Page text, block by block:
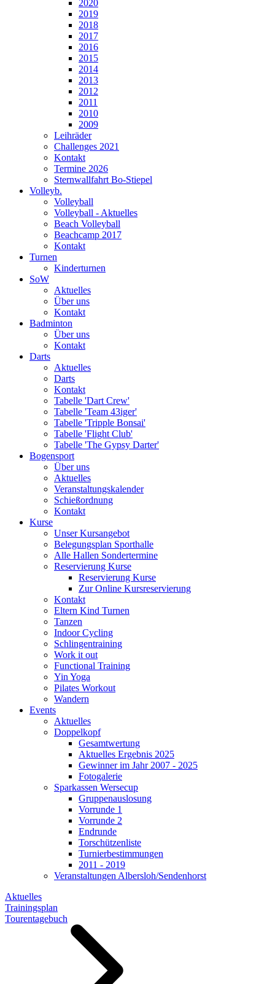
2020
2019
2018
2017
2016
2015
2014
2013
2012
2011
2010
2009
Leihräder
Challenges 2021
Kontakt
Termine 2026
Sternwallfahrt Bo-Stiepel
Volleyb.
Volleyball
Volleyball - Aktuelles
Beach Volleyball
Beachcamp 2017
Kontakt
Turnen
Kinderturnen
SoW
Aktuelles
Über uns
Kontakt
Badminton
Über uns
Kontakt
Darts
Aktuelles
Darts
Kontakt
Tabelle 'Dart Crew'
Tabelle 'Team 43iger'
Tabelle 'Tripple Bonsai'
Tabelle 'Flight Club'
Tabelle 'The Gypsy Darter'
Bogensport
Über uns
Aktuelles
Veranstaltungskalender
Schießordnung
Kontakt
Kurse
Unser Kursangebot
Belegungsplan Sporthalle
Alle Hallen Sondertermine
Reservierung Kurse
Reservierung Kurse
Zur Online Kursreservierung
Kontakt
Eltern Kind Turnen
Tanzen
Indoor Cycling
Schlingentraining
Work it out
Functional Training
Yin Yoga
Pilates Workout
Wandern
Events
Aktuelles
Doppelkopf
Gesamtwertung
Aktuelles Ergebnis 2025
Gewinner im Jahr 2007 - 2025
Fotogalerie
Sparkassen Wersecup
Gruppenauslosung
Vorrunde 1
Vorrunde 2
Endrunde
Torschützenliste
Turnierbestimmungen
2011 - 2019
Veranstaltungen Albersloh/Sendenhorst
Aktuelles
Trainingsplan
Tourentagebuch